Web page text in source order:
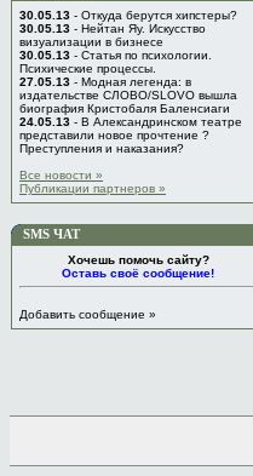
30.05.13 - Откуда берутся хипстеры?
30.05.13 - Нейтан Яу. Искусство
визуализации в бизнесе
30.05.13 - Статья по психологии.
Психические процессы.
27.05.13 - Модная легенда: в
издательстве СЛОВО/SLOVO вышла
биография Кристобаля Баленсиаги
24.05.13 - В Александринском театре
представили новое прочтение ?
Преступления и наказания?
Все новости »
Публикации партнеров »
SMS ЧАТ
Хочешь помочь сайту?
Оставь своё сообщение!
Добавить сообщение »